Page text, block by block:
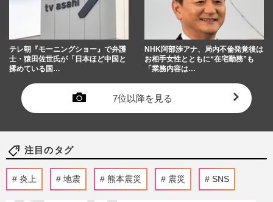
テレ朝『モーニングショー』で弁護
士・猿田佐世氏が「日本ほど中国と
揉めている国…
NHK阿部渉アナ、局内不倫発覚後は
お相手女性とともに“在宅勤務”も
「業務内容は…
7位以降を見る
注目のタグ
炎上 地震 熊本震災 震災 SNS